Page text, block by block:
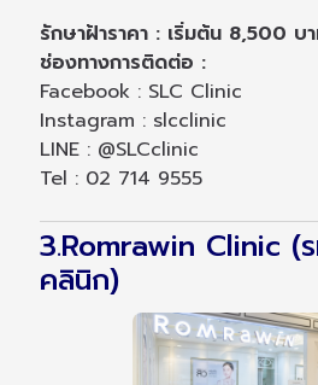
รักษาฝ้าราคา : เริ่มต้น 8,500 บ
ช่องทางการติดต่อ :
Facebook : SLC Clinic
Instagram : slcclinic
LINE : @SLCclinic
Tel : 02 714 9555
3.Romrawin Clinic (
คลินิก)